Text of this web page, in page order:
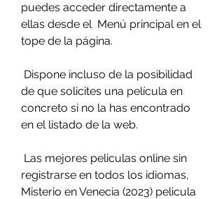
puedes acceder directamente a
ellas desde el  Menú principal en el
tope de la página.
de que solicites una película en
concreto si no la has encontrado
en el listado de la web.
registrarse en todos los idiomas,
Misterio en Venecia (2023) pelicula